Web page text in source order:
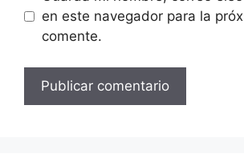
en este navegador para la
comente.